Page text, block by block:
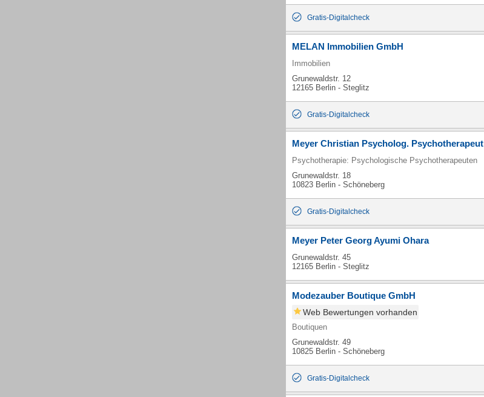
Gratis-Digitalcheck
MELAN Immobilien GmbH
Immobilien
Grunewaldstr. 12
12165 Berlin - Steglitz
Gratis-Digitalcheck
Meyer Christian Psycholog. Psychotherapeut
Psychotherapie: Psychologische Psychotherapeuten
Grunewaldstr. 18
10823 Berlin - Schöneberg
Gratis-Digitalcheck
Meyer Peter Georg Ayumi Ohara
Grunewaldstr. 45
12165 Berlin - Steglitz
Modezauber Boutique GmbH
Web Bewertungen vorhanden
Boutiquen
Grunewaldstr. 49
10825 Berlin - Schöneberg
Gratis-Digitalcheck